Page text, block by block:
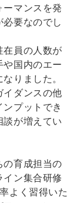
マンスを発
要なのでし
在員の人数が
国内のエー
りました。
イダンスの他
プットでき
が増えてい
育成担当の
ン集合研修
よく習得いた